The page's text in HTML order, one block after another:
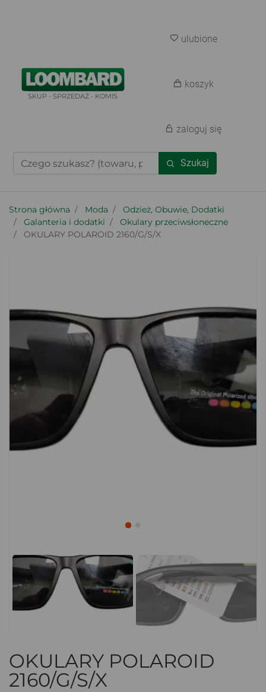
SKUP - SPRZEDAŻ - KOMIS
Szukaj
ulubione
koszyk
zaloguj się
Strona główna Moda
Odzież, Obuwie, Dodatki
Galanteria i dodatki
Okulary przeciwsłoneczne
OKULARY POLAROID 2160/G/S/X
OKULARY POLAROID
2160/G/S/X